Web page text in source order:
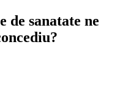
de sanatate ne